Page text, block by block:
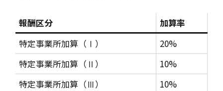
報酬区分
加算率
特定事業所加算（Ⅰ）
20%
特定事業所加算（Ⅱ）
10%
特定事業所加算（Ⅲ）
10%